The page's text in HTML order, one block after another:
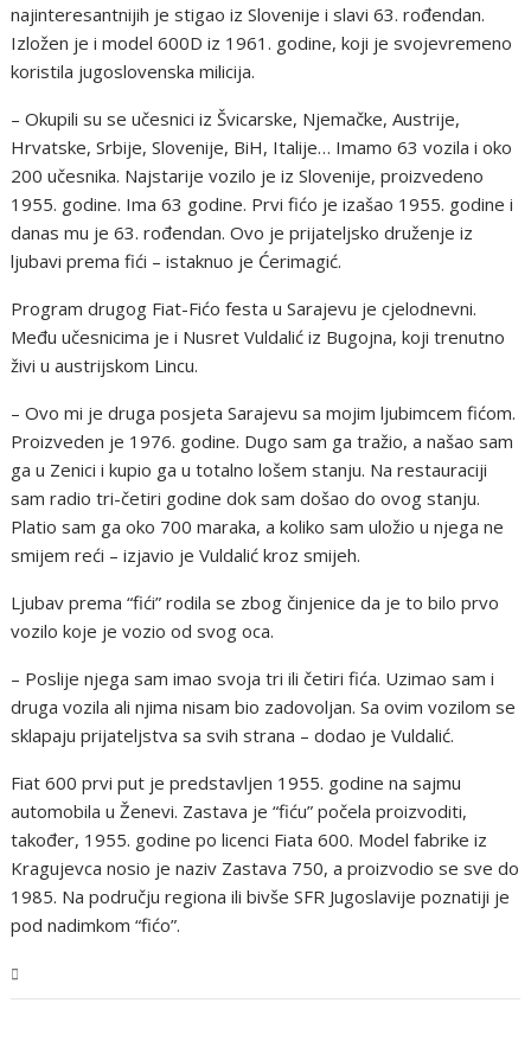
najinteresantnijih je stigao iz Slovenije i slavi 63. rođendan.
Izložen je i model 600D iz 1961. godine, koji je svojevremeno
koristila jugoslovenska milicija.
– Okupili su se učesnici iz Švicarske, Njemačke, Austrije,
Hrvatske, Srbije, Slovenije, BiH, Italije… Imamo 63 vozila i oko
200 učesnika. Najstarije vozilo je iz Slovenije, proizvedeno
1955. godine. Ima 63 godine. Prvi fićo je izašao 1955. godine i
danas mu je 63. rođendan. Ovo je prijateljsko druženje iz
ljubavi prema fići – istaknuo je Ćerimagić.
Program drugog Fiat-Fićo festa u Sarajevu je cjelodnevni.
Među učesnicima je i Nusret Vuldalić iz Bugojna, koji trenutno
živi u austrijskom Lincu.
– Ovo mi je druga posjeta Sarajevu sa mojim ljubimcem fićom.
Proizveden je 1976. godine. Dugo sam ga tražio, a našao sam
ga u Zenici i kupio ga u totalno lošem stanju. Na restauraciji
sam radio tri-četiri godine dok sam došao do ovog stanju.
Platio sam ga oko 700 maraka, a koliko sam uložio u njega ne
smijem reći – izjavio je Vuldalić kroz smijeh.
Ljubav prema “fići” rodila se zbog činjenice da je to bilo prvo
vozilo koje je vozio od svog oca.
– Poslije njega sam imao svoja tri ili četiri fića. Uzimao sam i
druga vozila ali njima nisam bio zadovoljan. Sa ovim vozilom se
sklapaju prijateljstva sa svih strana – dodao je Vuldalić.
Fiat 600 prvi put je predstavljen 1955. godine na sajmu
automobila u Ženevi. Zastava je “fiću” počela proizvoditi,
također, 1955. godine po licenci Fiata 600. Model fabrike iz
Kragujevca nosio je naziv Zastava 750, a proizvodio se sve do
1985. Na području regiona ili bivše SFR Jugoslavije poznatiji je
pod nadimkom “fićo”.